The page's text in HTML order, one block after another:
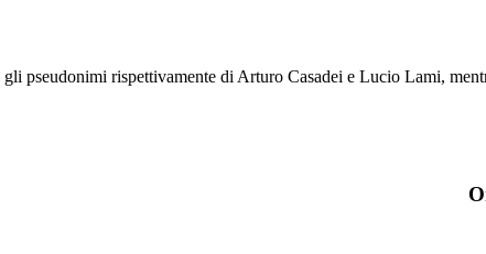
gli pseudonimi rispettivamente di Arturo Casadei e Lucio Lami,